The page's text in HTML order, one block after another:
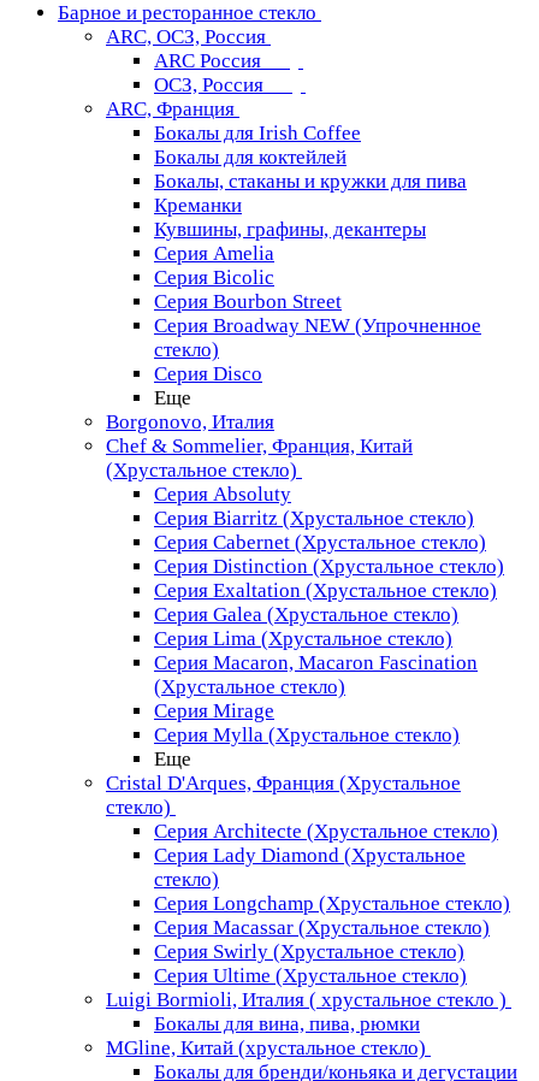
Барное и ресторанное стекло
ARC, ОСЗ, Россия
ARC Россия
ОСЗ, Россия
ARC, Франция
Бокалы для Irish Coffee
Бокалы для коктейлей
Бокалы, стаканы и кружки для пива
Креманки
Кувшины, графины, декантеры
Серия Amelia
Серия Bicolic
Серия Bourbon Street
Серия Broadway NEW (Упрочненное
стекло)
Серия Disco
Еще
Borgonovo, Италия
Chef & Sommelier, Франция, Китай
(Хрустальное стекло)
Серия Absoluty
Серия Biarritz (Хрустальное стекло)
Серия Cabernet (Хрустальное стекло)
Серия Distinction (Хрустальное стекло)
Серия Exaltation (Хрустальное стекло)
Серия Galea (Хрустальное стекло)
Серия Lima (Хрустальное стекло)
Серия Macaron, Macaron Fascination
(Хрустальное стекло)
Серия Mirage
Серия Mylla (Хрустальное стекло)
Еще
Cristal D'Arques, Франция (Хрустальное
стекло)
Серия Architecte (Хрустальное стекло)
Серия Lady Diamond (Хрустальное
стекло)
Серия Longchamp (Хрустальное стекло)
Серия Macassar (Хрустальное стекло)
Серия Swirly (Хрустальное стекло)
Серия Ultime (Хрустальное стекло)
Luigi Bormioli, Италия ( хрустальное стекло )
Бокалы для вина, пива, рюмки
MGline, Китай (хрустальное стекло)
Бокалы для бренди/коньяка и дегустации